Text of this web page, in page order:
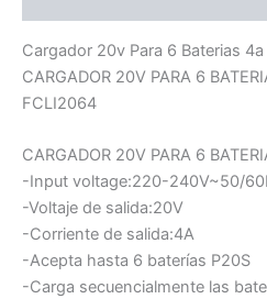
Cargador 20v Para 6 Baterias
CARGADOR 20V PARA 6
FCLI2064
CARGADOR 20V PARA 6
-Input voltage:220-240V~50/
-Voltaje de salida:20V
-Corriente de salida:4A
-Acepta hasta 6 baterías P20S
-Carga secuencialmente las